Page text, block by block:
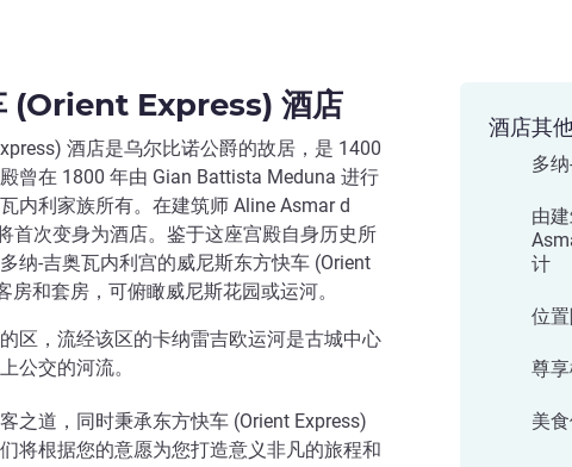
(Orient Express) 酒店
酒店是乌尔比诺公爵的故居，是 1400
曾在 1800 年由 Gian Battista Meduna 进行
内利家族所有。在建筑师 Aline Asmar d
首次变身为酒店。鉴于这座宫殿自身历史所
纳-吉奥瓦内利宫的威尼斯东方快车 (Orient
房和套房，可俯瞰威尼斯花园或运河。
区，流经该区的卡纳雷吉欧运河是古城中心
公交的河流。
之道，同时秉承东方快车 (Orient Express)
将根据您的意愿为您打造意义非凡的旅程和
酒店其
多
由
计
位
尊
美